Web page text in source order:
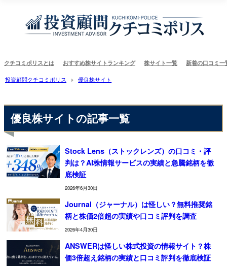
クチコミポリスとは おすすめ株サイトランキング 株サイト一覧 新着の口コミ一
投資顧問クチコミポリス 優良株サイト
優良株サイトの記事一覧
Stock Lens（ストックレンズ）の口コミ・評
判は？AI株情報サービスの実績と急騰銘柄を徹
底検証
2026年6月30日
Journal（ジャーナル）は怪しい？無料推奨銘
柄と株価2倍超の実績や口コミ評判を調査
2026年4月30日
ANSWERは怪しい株式投資の情報サイト？株
価3倍超え銘柄の実績と口コミ評判を徹底検証